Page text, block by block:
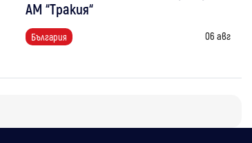
АМ “Тракия“
България 06 авг